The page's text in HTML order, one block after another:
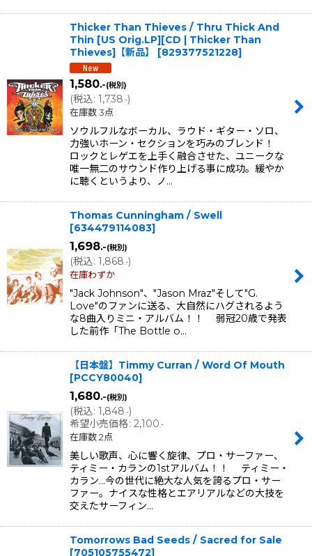
Thicker Than Thieves / Thru Thick And
Thin [US Orig.LP][CD | Thicker Than
Thieves]【新品】
[829377521228]
1,580.-(税別)
(税込: 1,738.-)
在庫数 3点
ソウルフルなボーカル、ラウド・ギター・ソロ、
力強いホーン・セクションを巧みのブレンド！
ロックとレゲエを上手く融合させた、ユニークな
唯一無二のサウンド作り上げる事に成功。緩やか
に聴くというより、ノ…
Thomas Cunningham / Swell
[634479114083]
1,698.-(税別)
(税込: 1,868.-)
在庫わずか
"Jack Johnson"、"Jason Mraz"そして"G.
Love"のファンに送る、大自然にハグされるよう
な8曲入りミニ・アルバム！！ 弱冠20歳で発表
した前作「The Bottle o…
【日本盤】Timmy Curran / Word Of Mouth
[PCCY80040]
1,680.-(税別)
(税込: 1,848.-)
希望小売価格: 2,100.-
在庫数 2点
美しい歌声、心に響く旋律、プロ・サーファー、
ティミー・カランの1stアルバム！！ ティミー・
カラン…今の世代に絶大な人気を誇るプロ・サー
ファー。ナイスな性格とエアリアルなどの大技を
交えたサーフィン…
Tomorrows Bad Seeds / Sacred for Sale
[705105755472]